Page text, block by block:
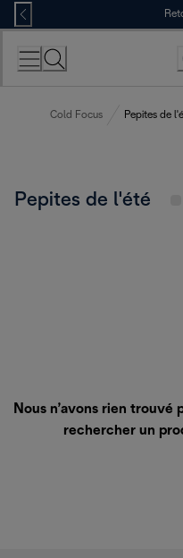
Skip
to
Content
Cold Focus Pepites de
Pepites de l'été
Nous n’avons rien trouvé
rechercher un